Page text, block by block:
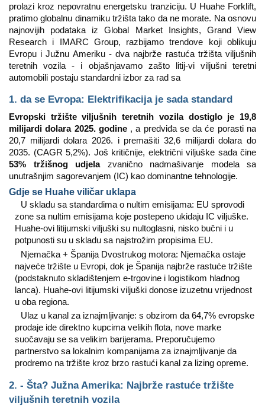
prolazi kroz nepovratnu energetsku tranziciju. U Huahe Forklift,
pratimo globalnu dinamiku tržišta tako da ne morate. Na osnovu
najnovijih podataka iz Global Market Insights, Grand View
Research i IMARC Group, razbijamo trendove koji oblikuju
Evropu i Južnu Ameriku - dva najbrže rastuća tržišta viljušnih
teretnih vozila - i objašnjavamo zašto litij-vi viljušni teretni
automobili postaju standardni izbor za rad sa
1. da se Evropa: Elektrifikacija je sada standard
Evropski tržište viljušnih teretnih vozila dostiglo je 19,8
milijardi dolara 2025. godine , a predviđa se da će porasti na
20,7 milijardi dolara 2026. i premašiti 32,6 milijardi dolara do
2035. (CAGR 5,2%). Još kritičnije, električni viljuške sada čine
53% tržišnog udjela zvanično nadmašivanje modela sa
unutrašnjim sagorevanjem (IC) kao dominantne tehnologije.
Gdje se Huahe viličar uklapa
U skladu sa standardima o nultim emisijama: EU sprovodi
zone sa nultim emisijama koje postepeno ukidaju IC viljuške.
Huahe-ovi litijumski viljuški su nultoglasni, nisko bučni i u
potpunosti su u skladu sa najstrožim propisima EU.
Njemačka + Španija Dvostrukog motora: Njemačka ostaje
najveće tržište u Evropi, dok je Španija najbrže rastuće tržište
(podstaknuto skladištenjem e-trgovine i logistikom hladnog
lanca). Huahe-ovi litijumski viljuški donose izuzetnu vrijednost
u oba regiona.
Ulaz u kanal za iznajmljivanje: s obzirom da 64,7% evropske
prodaje ide direktno kupcima velikih flota, nove marke
suočavaju se sa velikim barijerama. Preporučujemo
partnerstvo sa lokalnim kompanijama za iznajmljivanje da
prodremo na tržište kroz brzo rastući kanal za lizing opreme.
2. - Šta? Južna Amerika: Najbrže rastuće tržište
viljušnih teretnih vozila